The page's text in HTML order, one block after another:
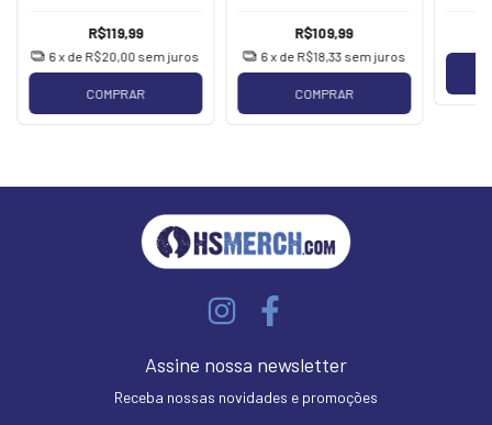
R$119,99
6x de R$20,00 sem juros
COMPRAR
R$109,99
6x de R$18,33 sem juros
COMPRAR
Assine nossa newsletter
Receba nossas novidades e promoções